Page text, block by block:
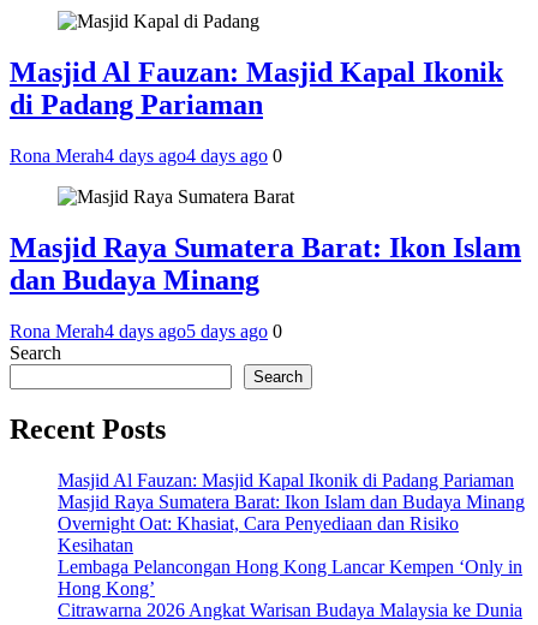
Masjid Al Fauzan: Masjid Kapal Ikonik
di Padang Pariaman
Rona Merah4 days ago4 days ago 0
Masjid Raya Sumatera Barat: Ikon Islam
dan Budaya Minang
Rona Merah4 days ago5 days ago 0
Search
Search
Recent Posts
Masjid Al Fauzan: Masjid Kapal Ikonik di Padang Pariaman
Masjid Raya Sumatera Barat: Ikon Islam dan Budaya Minang
Overnight Oat: Khasiat, Cara Penyediaan dan Risiko
Kesihatan
Lembaga Pelancongan Hong Kong Lancar Kempen ‘Only in
Hong Kong’
Citrawarna 2026 Angkat Warisan Budaya Malaysia ke Dunia